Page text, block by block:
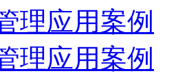
理应用案例
理应用案例